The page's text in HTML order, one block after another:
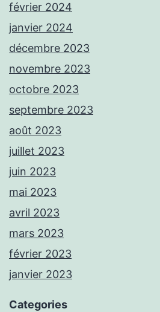
février 2024
janvier 2024
décembre 2023
novembre 2023
octobre 2023
septembre 2023
août 2023
juillet 2023
juin 2023
mai 2023
avril 2023
mars 2023
février 2023
janvier 2023
Categories